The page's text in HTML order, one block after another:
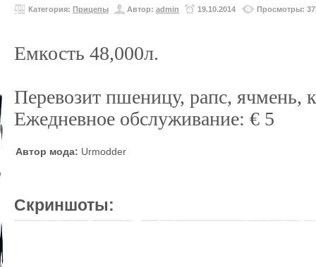
Категория: Прицепы Автор: admin 19.10.2014 Просмотры:
Емкость 48,000л.
Перевозит пшеницу, рапс, ячмень,
Ежедневное обслуживание: € 5
Автор мода: Urmodder
Скриншоты: